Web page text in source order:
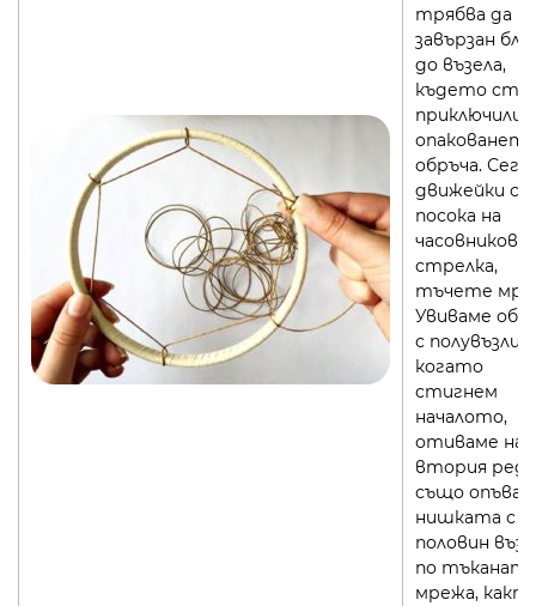
трябва да
завързан
до възела,
където сте
приключили с
обръча. Сега,
движейки се
посока на
стрелка,
тъчете
Увиваме
с полувъзли и
когато
стигнем
началото,
отиваме на
втория ред
също
нишката с
половин
по тъканата
мрежа,